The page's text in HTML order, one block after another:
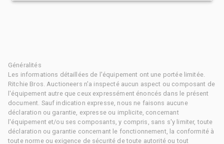
Généralités
Les informations détaillées de l'équipement ont une portée limitée.
Ritchie Bros. Auctioneers n'a inspecté aucun aspect ou composant de
l'équipement autre que ceux expressément énoncés dans le présent
document. Sauf indication expresse, nous ne faisons aucune
déclaration ou garantie, expresse ou implicite, concernant
l'équipement et/ou ses composants, y compris, sans s'y limiter, toute
déclaration ou garantie concernant le fonctionnement, la conformité à
toute norme ou exigence de sécurité de toute autorité ou tout